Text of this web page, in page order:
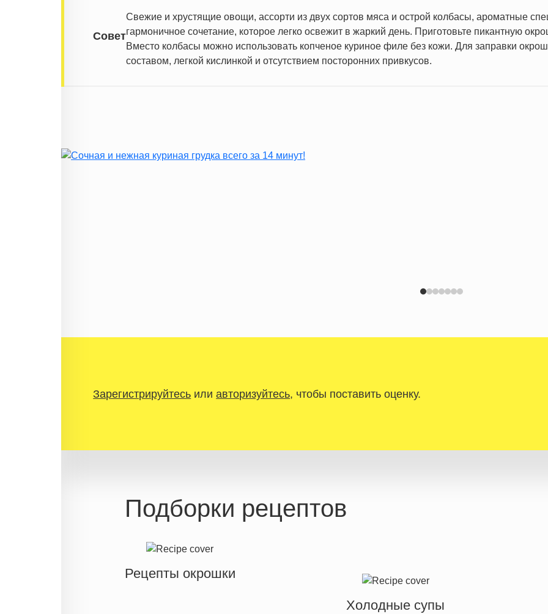
Совет
Свежие и хрустящие овощи, ассорти из двух сортов мяса и острой колбасы, ароматные
гармоничное сочетание, которое легко освежит в жаркий день. Приготовьте пикантную
Вместо колбасы можно использовать копченое куриное филе без кожи. Для заправки
составом, легкой кислинкой и отсутствием посторонних привкусов.
Зарегистрируйтесьили авторизуйтесь, чтобы поставить оценку.
Подборки рецептов
Рецепты окрошки
Холодные супы